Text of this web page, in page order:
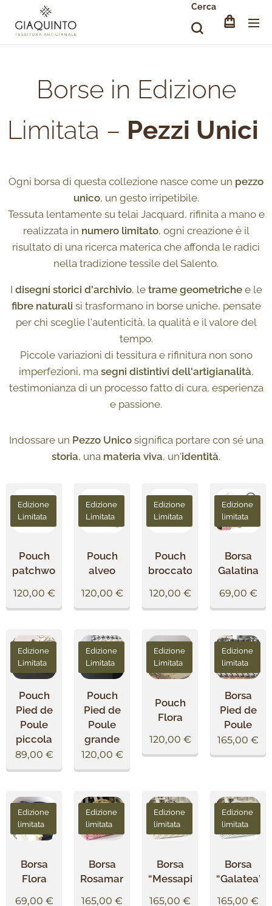
Cerca
Borse in Edizione
Limitata – Pezzi Unici
Ogni borsa di questa collezione nasce come un pezzo
unico, un gesto irripetibile.
Tessuta lentamente su telai Jacquard, rifinita a mano e
realizzata in numero limitato, ogni creazione è il
risultato di una ricerca materica che affonda le radici
nella tradizione tessile del Salento.
I disegni storici d'archivio, le trame geometrichee le
fibre naturali si trasformano in borse uniche, pensate
per chi sceglie l'autenticità, la qualità e il valore del
tempo.
Piccole variazioni di tessitura e rifinitura non sono
imperfezioni, ma segni distintivi dell'artigianalità,
testimonianza di un processo fatto di cura, esperienza
e passione.
Indossare un Pezzo Unicosignifica portare con sé una
storia, una materia viva, un'identità.
Pouch
patchwork
Edizione
Limitata
120,00 €
Pouch
alveo
Edizione
Limitata
120,00 €
Pouch
broccato
Edizione
Limitata
120,00 €
Borsa
Galatina
Edizione
limitata
69,00 €
Pouch
Pied de
Poule
piccola
Edizione
Limitata
89,00 €
Pouch
Pied de
Poule
grande
Edizione
Limitata
120,00 €
Pouch
Flora
Edizione
Limitata
120,00 €
Borsa
Pied de
Poule
Edizione
limitata
165,00 €
Borsa
Flora
Edizione
limitata
69,00 €
Borsa
Rosamarina
Edizione
limitata
165,00 €
Borsa
“Messapia”
Edizione
limitata
165,00 €
Borsa
“Galatea”
Edizione
limitata
165,00 €